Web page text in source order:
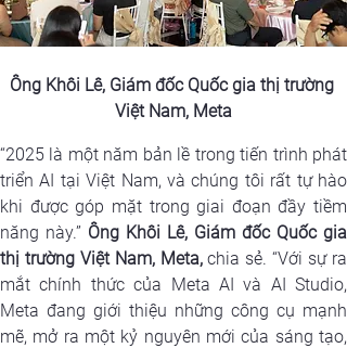
Ông Khôi Lê, Giám đốc Quốc gia thị trường
Việt Nam, Meta
“2025 là một năm bản lề trong tiến trình phát
triển AI tại Việt Nam, và chúng tôi rất tự hào
khi được góp mặt trong giai đoạn đầy tiềm
năng này.” Ông Khôi Lê, Giám đốc Quốc gia
thị trường Việt Nam, Meta, chia sẻ. “Với sự ra
mắt chính thức của Meta AI và AI Studio,
Meta đang giới thiệu những công cụ mạnh
mẽ, mở ra một kỷ nguyên mới của sáng tạo,